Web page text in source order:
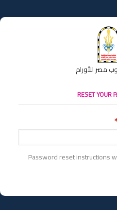
مصر للأورام
RESET YOUR
Password reset instructions